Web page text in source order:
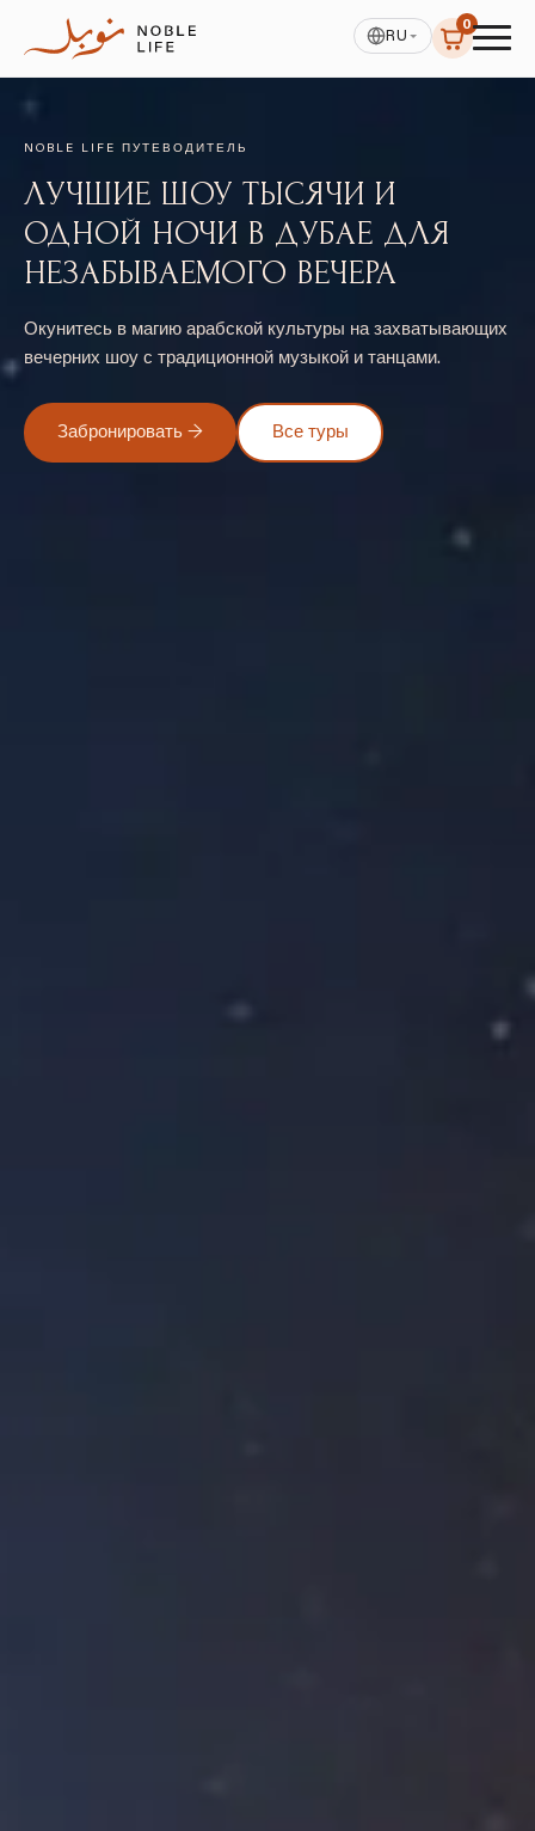
RU
0
NOBLE LIFE ПУТЕВОДИТЕЛЬ
ЛУЧШИЕ ШОУ ТЫСЯЧИ И
ОДНОЙ НОЧИ В ДУБАЕ ДЛЯ
НЕЗАБЫВАЕМОГО ВЕЧЕРА
Окунитесь в магию арабской культуры на захватывающих
вечерних шоу с традиционной музыкой и танцами.
Забронировать → Все туры